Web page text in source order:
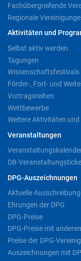
Fachübergreifende
Regionale
Aktivitäten und
Selbst aktiv werden
Tagungen
Förder-, Fort- und
Vortragsreihen
Wettbewerbe
Weitere Aktivitäten
Veranstaltungen
DB-
DPG-Auszeichnungen
Aktuelle
Ehrungen der DPG
DPG-Preise
DPG-Preise mit
Preise der DPG-
Auszeichnungen mit